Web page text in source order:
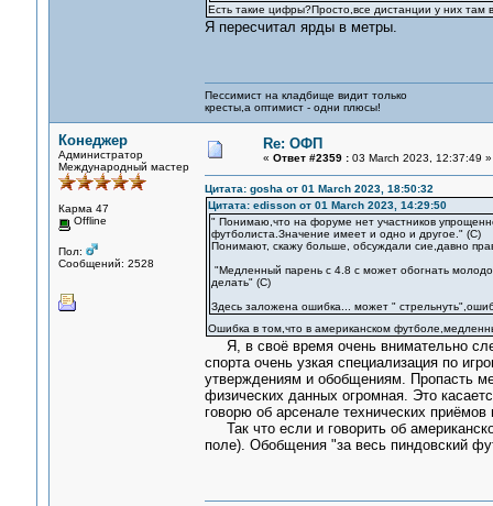
Есть такие цифры?Просто,все дистанции у них там
Я пересчитал ярды в метры.
Пессимист на кладбище видит только
кресты,а оптимист - одни плюсы!
Конеджер
Администратор
Международный мастер
Карма 47
Offline
Пол:
Сообщений: 2528
Re: ОФП
« Ответ #2359 :03 March 2023, 12:37:49 »
Цитата: gosha от 01 March 2023, 18:50:32
Цитата: edisson от 01 March 2023, 14:29:50
" Понимаю,что на форуме нет участников
футболиста.Значение имеет и одно и другое." (С)
Понимают, скажу больше, обсуждали сие,давно
"Медленный парень с 4.8 с может обогнать
делать" (С)
Здесь заложена ошибка... может "
Ошибка в том,что в американском
Я, в своё время очень внимательно
спорта очень узкая специализация по
утверждениям и обобщениям. Пропасть
физических данных огромная. Это
говорю об арсенале технических приёмов
Так что если и говорить об
поле). Обобщения "за весь пиндовский